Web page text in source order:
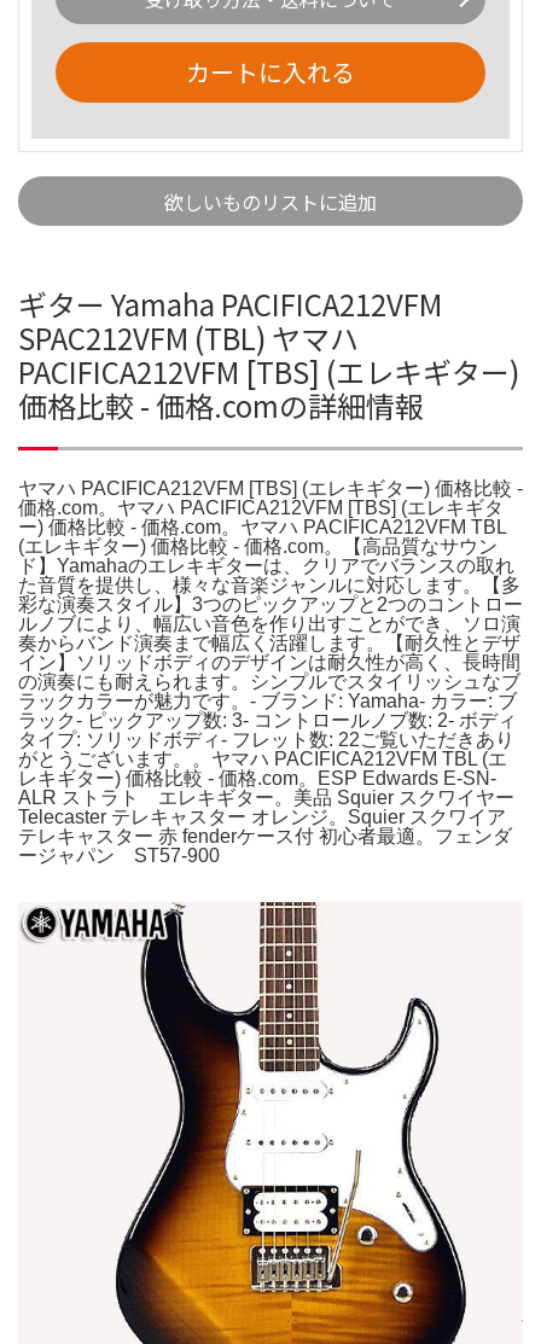
カートに入れる
欲しいものリストに追加
ギター Yamaha PACIFICA212VFM
SPAC212VFM (TBL) ヤマハ
PACIFICA212VFM [TBS] (エレキギター)
価格比較 - 価格.comの詳細情報
ヤマハ PACIFICA212VFM [TBS] (エレキギター) 価格比較 -
価格.com。ヤマハ PACIFICA212VFM [TBS] (エレキギタ
ー) 価格比較 - 価格.com。ヤマハ PACIFICA212VFM TBL
(エレキギター) 価格比較 - 価格.com。【高品質なサウン
ド】Yamahaのエレキギターは、クリアでバランスの取れ
た音質を提供し、様々な音楽ジャンルに対応します。【多
彩な演奏スタイル】3つのピックアップと2つのコントロー
ルノブにより、幅広い音色を作り出すことができ、ソロ演
奏からバンド演奏まで幅広く活躍します。【耐久性とデザ
イン】ソリッドボディのデザインは耐久性が高く、長時間
の演奏にも耐えられます。シンプルでスタイリッシュなブ
ラックカラーが魅力です。- ブランド: Yamaha- カラー: ブ
ラック- ピックアップ数: 3- コントロールノブ数: 2- ボディ
タイプ: ソリッドボディ- フレット数: 22ご覧いただきあり
がとうございます。。ヤマハ PACIFICA212VFM TBL (エ
レキギター) 価格比較 - 価格.com。ESP Edwards E-SN-
ALR ストラト エレキギター。美品 Squier スクワイヤー
Telecaster テレキャスター オレンジ。Squier スクワイア
テレキャスター 赤 fenderケース付 初心者最適。フェンダ
ージャパン ST57-900